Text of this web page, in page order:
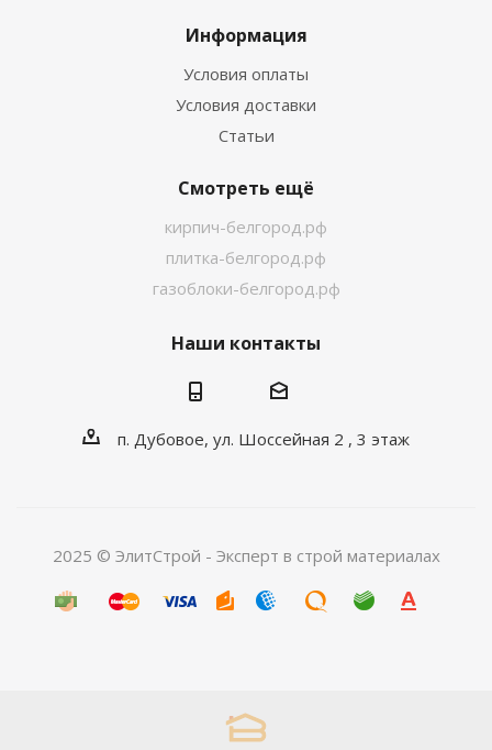
Информация
Условия оплаты
Условия доставки
Статьи
Смотреть ещё
кирпич-белгород.рф
плитка-белгород.рф
газоблоки-белгород.рф
Наши контакты
п. Дубовое, ул. Шоссейная 2 , 3 этаж
2025 © ЭлитСтрой - Эксперт в строй материалах